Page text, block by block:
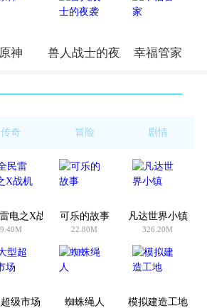
犬公主1.1版
原神 兽人战士的夜袭 幸福管家
传奇
冒险
剧情
电之X战机
9.40M
可乐的故事
22.80M
凡达世界小镇
326.20M
级市场 蜘蛛绳人 模拟建造工地